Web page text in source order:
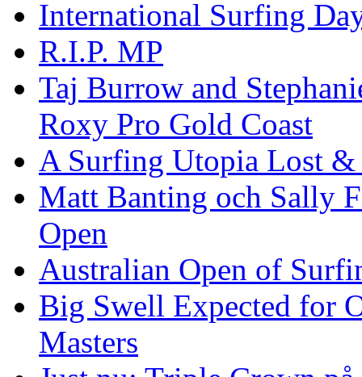
International Surfing
R.I.P. MP
Taj Burrow and
Roxy Pro Gold Coast
A Surfing Utopia Lost &
Matt Banting och Sally
Open
Australian Open of
Big Swell Expected for
Masters